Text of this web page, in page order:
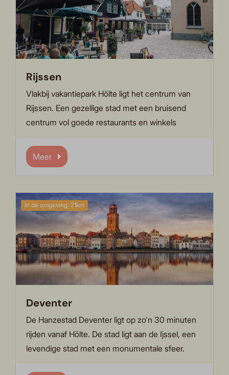
Rijssen
Vlakbij vakantiepark Hölte ligt het centrum van
Rijssen. Een gezellige stad met een bruisend
centrum vol goede restaurants en winkels
Meer
In de omgeving: 21km
Deventer
De Hanzestad Deventer ligt op zo'n 30 minuten
rijden vanaf Hölte. De stad ligt aan de Ijssel, een
levendige stad met een monumentale sfeer.